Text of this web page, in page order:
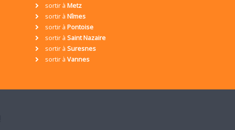
sortir à Metz
sortir à Nîmes
sortir à Pontoise
sortir à Saint Nazaire
sortir à Suresnes
sortir à Vannes